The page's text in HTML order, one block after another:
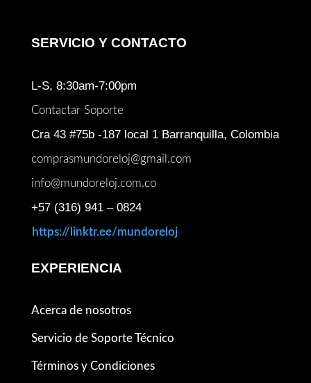
SERVICIO Y CONTACTO
L-S, 8:30am-7:00pm
Contactar Soporte
Cra 43 #75b -187 local 1 Barranquilla, Colombia
comprasmundoreloj@gmail.com
info@mundoreloj.com.co
+57 (316) 941 – 0824
https://linktr.ee/mundoreloj
EXPERIENCIA
Acerca de nosotros
Servicio de Soporte Técnico
Términos y Condiciones